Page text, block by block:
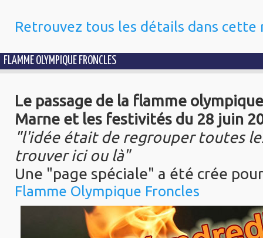
Retrouvez tous les détails dans cette
FLAMME OLYMPIQUE FRONCLES
Le passage de la flamme
Marne et les festivités du 28 juin
"l'idée était de regrouper toutes
trouver ici ou là"
Une "page spéciale" a été crée
Flamme Olympique Froncles